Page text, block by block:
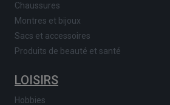
Chaussures
Montres et bijoux
Sacs et accessoires
Produits de beauté et santé
LOISIRS
Hobbies